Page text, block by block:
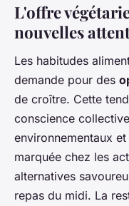
L'offre
nouvelles
Les habitudes
demande pour des
de croître. Cette
conscience
environnementaux
marquée chez les
alternatives
repas du midi. La